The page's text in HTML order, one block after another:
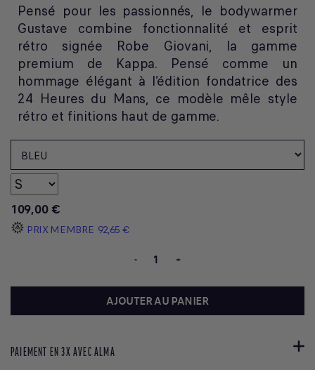
Pensé pour les passionnés, le bodywarmer
Gustave combine fonctionnalité et esprit
rétro signée Robe Giovani, la gamme
premium de Kappa. Pensé comme un
hommage élégant à l’édition fondatrice des
24 Heures du Mans, ce modèle mêle style
rétro et finitions haut de gamme.
109,00 €
PRIX MEMBRE 92,65 €
- +
AJOUTER AU PANIER
PAIEMENT EN 3X AVEC ALMA